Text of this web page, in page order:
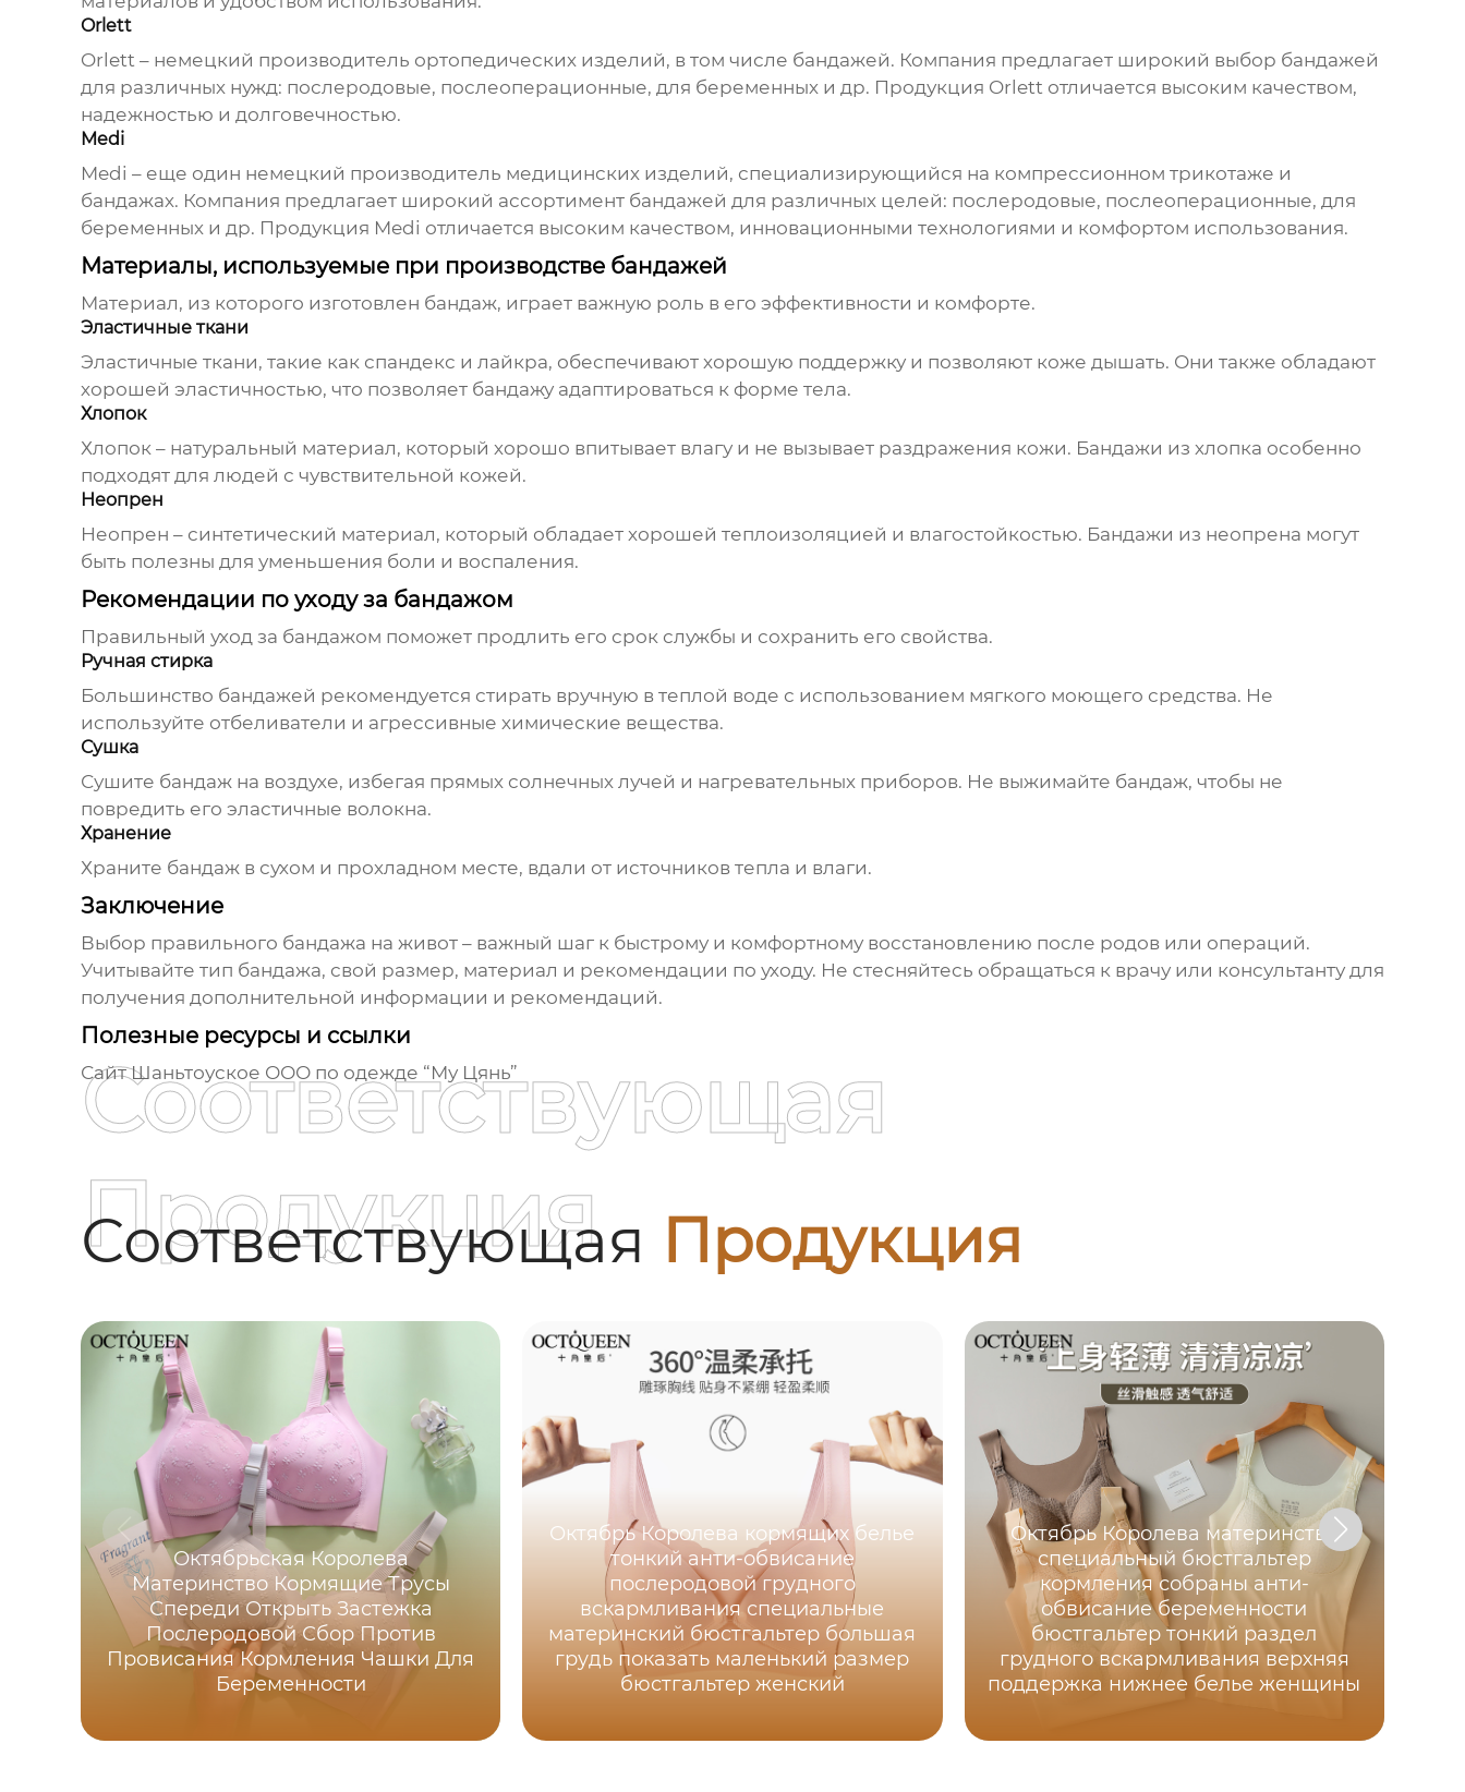
Orlett
Orlett – немецкий производитель ортопедических изделий, в том числе бандажей. Компания предлагает широкий выбор бандажей
для различных нужд: послеродовые, послеоперационные, для беременных и др. Продукция Orlett отличается высоким качеством,
надежностью и долговечностью.
Medi
Medi – еще один немецкий производитель медицинских изделий, специализирующийся на компрессионном трикотаже и
бандажах. Компания предлагает широкий ассортимент бандажей для различных целей: послеродовые, послеоперационные, для
беременных и др. Продукция Medi отличается высоким качеством, инновационными технологиями и комфортом использования.
Материалы, используемые при производстве бандажей
Материал, из которого изготовлен бандаж, играет важную роль в его эффективности и комфорте.
Эластичные ткани
Эластичные ткани, такие как спандекс и лайкра, обеспечивают хорошую поддержку и позволяют коже дышать. Они также обладают
хорошей эластичностью, что позволяет бандажу адаптироваться к форме тела.
Хлопок
Хлопок – натуральный материал, который хорошо впитывает влагу и не вызывает раздражения кожи. Бандажи из хлопка особенно
подходят для людей с чувствительной кожей.
Неопрен
Неопрен – синтетический материал, который обладает хорошей теплоизоляцией и влагостойкостью. Бандажи из неопрена могут
быть полезны для уменьшения боли и воспаления.
Рекомендации по уходу за бандажом
Правильный уход за бандажом поможет продлить его срок службы и сохранить его свойства.
Ручная стирка
Большинство бандажей рекомендуется стирать вручную в теплой воде с использованием мягкого моющего средства. Не
используйте отбеливатели и агрессивные химические вещества.
Сушка
Сушите бандаж на воздухе, избегая прямых солнечных лучей и нагревательных приборов. Не выжимайте бандаж, чтобы не
повредить его эластичные волокна.
Хранение
Храните бандаж в сухом и прохладном месте, вдали от источников тепла и влаги.
Заключение
Выбор правильного бандажа на живот– важный шаг к быстрому и комфортному восстановлению после родов или операций.
Учитывайте тип бандажа, свой размер, материал и рекомендации по уходу. Не стесняйтесь обращаться к врачу или консультанту для
получения дополнительной информации и рекомендаций.
Полезные ресурсы и ссылки
Сайт Шаньтоуское ООО по одежде “Му Цянь”
Соответствующая Продукция
Соответствующая
Продукция
Октябрьская Королева
Материнство Кормящие Трусы
Спереди Открыть Застежка
Послеродовой Сбор Против
Провисания Кормления Чашки Для
Беременности
Октябрь Королева кормящих белье
тонкий анти-обвисание
послеродовой грудного
вскармливания специальные
материнский бюстгальтер большая
грудь показать маленький размер
бюстгальтер женский
Октябрь Королева материнства
специальный бюстгальтер
кормления собраны анти-
обвисание беременности
бюстгальтер тонкий раздел
грудного вскармливания верхняя
поддержка нижнее белье женщины